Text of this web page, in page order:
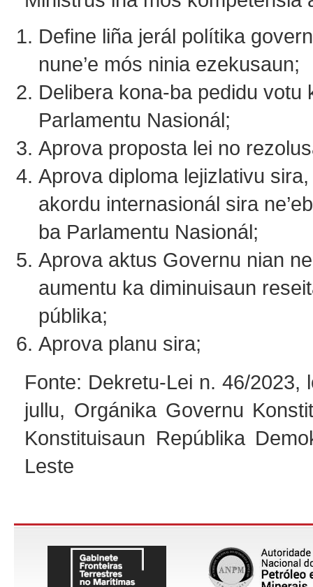
Define liña jerál polítika
nune’e mós ninia ezekusaun;
Delibera kona-ba pedidu votu
Parlamentu Nasionál;
Aprova proposta lei no
Aprova diploma lejizlativu sira,
akordu internasionál sira
ba Parlamentu Nasionál;
Aprova aktus Governu nian
aumentu ka diminuisaun
públika;
Aprova planu sira;
Fonte: Dekretu-Lei n. 46/2023,
jullu, Orgánika Governu
Konstituisaun Repúblika
Leste